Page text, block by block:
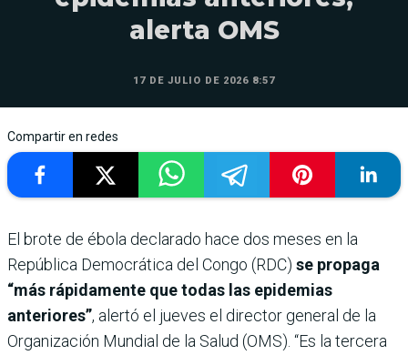
alerta OMS
17 DE JULIO DE 2026 8:57
Compartir en redes
El brote de ébola declarado hace dos meses en la
República Democrática del Congo (RDC) se propaga
“más rápidamente que todas las epidemias
anteriores”, alertó el jueves el director general de la
Organización Mundial de la Salud (OMS). “Es la tercera